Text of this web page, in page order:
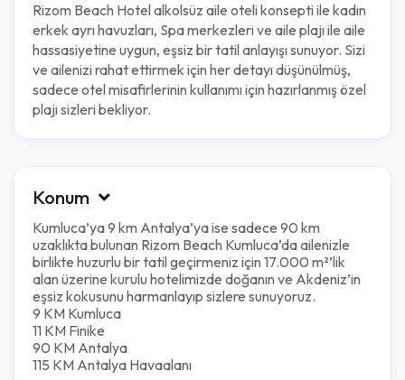
Rizom Beach Hotel alkolsüz aile oteli konsepti ile kadın
erkek ayrı havuzları, Spa merkezleri ve aile plajı ile aile
hassasiyetine uygun, eşsiz bir tatil anlayışı sunuyor. Sizi
ve ailenizi rahat ettirmek için her detayı düşünülmüş,
sadece otel misafirlerinin kullanımı için hazırlanmış özel
plajı sizleri bekliyor.
Konum
Kumluca’ya 9 km Antalya’ya ise sadece 90 km
uzaklıkta bulunan Rizom Beach Kumluca’da ailenizle
birlikte huzurlu bir tatil geçirmeniz için 17.000 m²’lik
alan üzerine kurulu hotelimizde doğanın ve Akdeniz’in
eşsiz kokusunu harmanlayıp sizlere sunuyoruz.
9 KM Kumluca
11 KM Finike
90 KM Antalya
115 KM Antalya Havaalanı